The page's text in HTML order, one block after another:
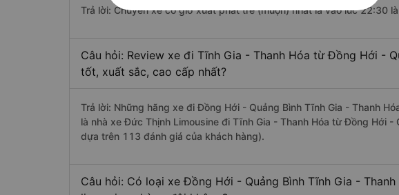
Trả lời: Chuyến xe có giờ xuất phát trễ (muộn) nhất là vào lúc 22:30
Câu hỏi: Review xe đi Tĩnh Gia - Thanh Hóa từ Đồng Hới -
tốt, xuất sắc, cao cấp nhất?
Trả lời: Những hãng xe đi Đồng Hới - Quảng Bình Tĩnh Gia - Thanh
là nhà xe Đức Thịnh Limousine đi Tĩnh Gia - Thanh Hóa từ Đồng Hới
dựa trên 113 đánh giá của khách hàng).
Câu hỏi: Có loại xe Đồng Hới - Quảng Bình Tĩnh Gia -